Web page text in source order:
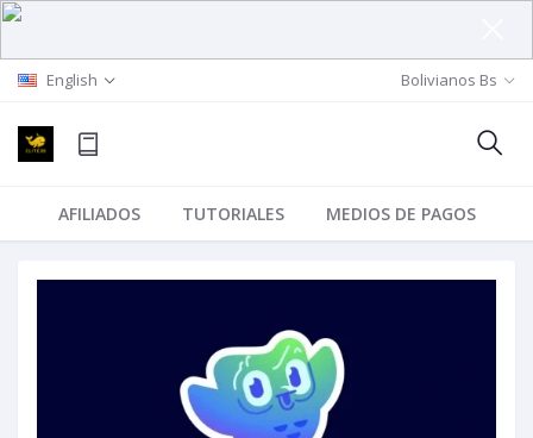
English Bolivianos Bs
AFILIADOS TUTORIALES MEDIOS DE PAGOS